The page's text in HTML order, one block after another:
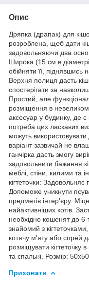
Опис
Дряпка (драпак) для
розроблена, щоб дати
задовольняючи два
Широка (15 см в
обійняти її, піднявшись
Верхня полиця дасть
спостерігати за
Простий, але
розміщення в
аксесуар у будинку, де є
потреба цих ласкавих
можуть
варіант зазвичай не
ганчірка дасть змогу
задовольнити бажання
меблі, стіни, килими та
кігтеточки: Задовольняє
Допоможе уникнути
предметів інтер'єру.
найактивніших котів.
необхідно кошенят до
знайомий з
котячу м'яту або спрей
розміщувати кігтеточку
та спальні. Розмір:
Приховати